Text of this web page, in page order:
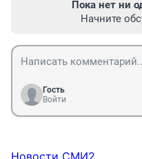
Пока нет ни
Начните
Гость
Войти